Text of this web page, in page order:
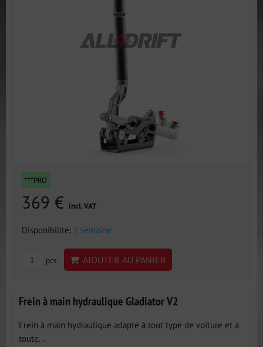
***PRO
369 € incl. VAT
Disponibilité: 1 semaine
pcs AJOUTER AU PANIER
Frein à main hydraulique Gladiator V2
Frein à main hydraulique adapté à tout type de voiture et à
toute...